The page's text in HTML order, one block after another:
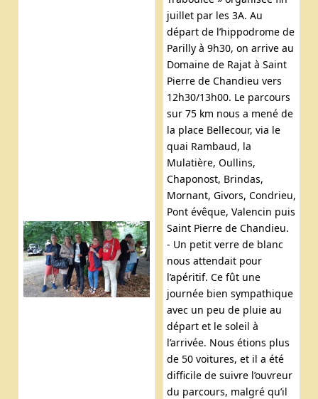
juillet par les 3A. Au
départ de l’hippodrome de
Parilly à 9h30, on arrive au
Domaine de Rajat à Saint
Pierre de Chandieu vers
12h30/13h00. Le parcours
sur 75 km nous a mené de
la place Bellecour, via le
quai Rambaud, la
Mulatière, Oullins,
Chaponost, Brindas,
Mornant, Givors, Condrieu,
Pont évêque, Valencin puis
Saint Pierre de Chandieu.
- Un petit verre de blanc
nous attendait pour
l’apéritif. Ce fût une
journée bien sympathique
avec un peu de pluie au
départ et le soleil à
l’arrivée. Nous étions plus
de 50 voitures, et il a été
difficile de suivre l’ouvreur
du parcours, malgré qu’il